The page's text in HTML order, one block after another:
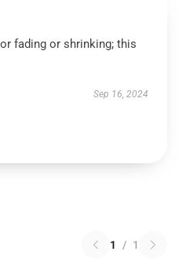
fading or shrinking; this
Sep 16, 2024
1 / 1